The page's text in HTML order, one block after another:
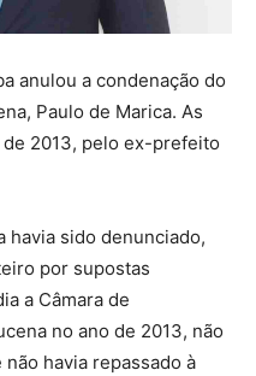
anulou a condenação do
Paulo de Marica. As
2013, pelo ex-prefeito
havia sido denunciado,
por supostas
a Câmara de
no ano de 2013, não
havia repassado à